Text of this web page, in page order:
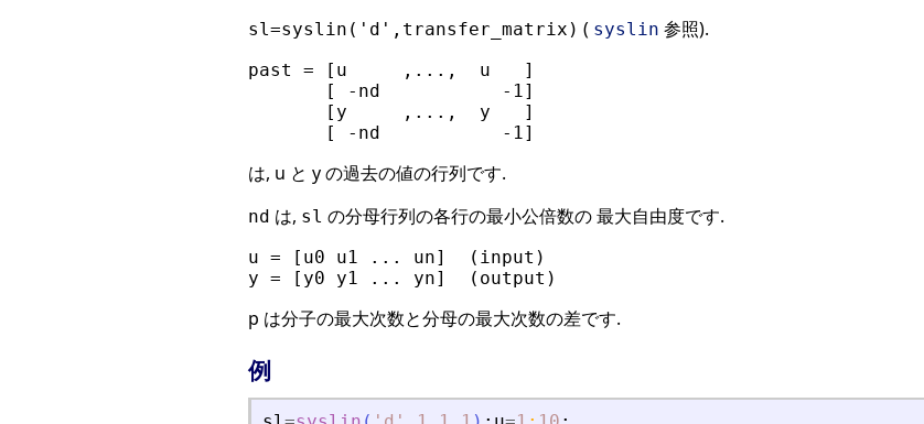
sl=syslin('d',transfer_matrix) ( syslin 参照).
past = [u     ,...,  u   ]
       [ -nd           -1]
       [y     ,...,  y   ]
は, u と y の過去の値の行列です.
nd は, sl の分母行列の各行の最小公倍数の 最大自由度です.
u = [u0 u1 ... un]  (input)
p は分子の最大次数と分母の最大次数の差です.
例